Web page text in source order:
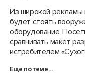
Из широкой рекламы
будет стоять
оборудование.
сравнивать макет
истребителем
Еще по теме...